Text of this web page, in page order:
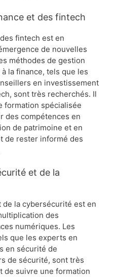
et des fintech
fintech est en
de nouvelles
méthodes de gestion
la finance, tels que les
en investissement
sont très recherchés. Il
formation spécialisée
des compétences en
de patrimoine et en
de rester informé des
la cybersécurité est en
des
numériques. Les
que les experts en
en sécurité de
de sécurité, sont très
de suivre une formation